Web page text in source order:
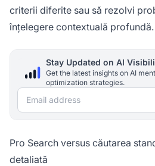
criterii diferite sau să rezolvi
înțelegere contextuală profundă.
Stay Updated on AI
Get the latest insights on AI
optimization strategies.
Email address
Pro Search versus căutarea
detaliată